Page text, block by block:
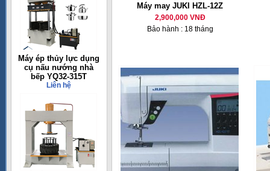
Máy ép thủy lực dụng
cụ nấu nướng nhà
bếp YQ32-315T
Liên hệ
Máy may JUKI HZL-12Z
2,900,000 VNĐ
Bảo hành : 18 tháng